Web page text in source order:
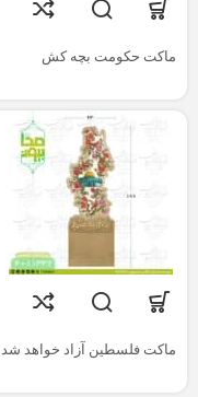
ماکت حکومت بچه کش
ماکت فلسطین آزاد خواهد شد